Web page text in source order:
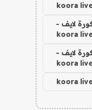
koora
لايف -
koora
لايف -
koora
koora